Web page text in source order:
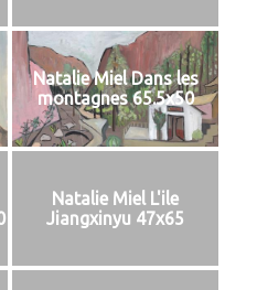
Natalie Miel Dans les
montagnes 65.5x50
Natalie Miel L'ile
Jiangxinyu 47x65